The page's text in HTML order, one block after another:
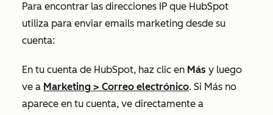
Para encontrar las direcciones IP que HubSpot
utiliza para enviar emails marketing desde su
cuenta:
En tu cuenta de HubSpot, haz clic en Más y luego
ve a Marketing > Correo electrónico. Si Más no
aparece en tu cuenta, ve directamente a